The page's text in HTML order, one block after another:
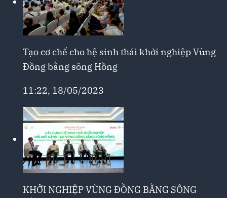
Tạo cơ chế cho hệ sinh thái khởi nghiệp Vùng
Đồng bằng sông Hồng
11:22, 18/05/2023
KHỞI NGHIỆP VÙNG ĐỒNG BẰNG SÔNG